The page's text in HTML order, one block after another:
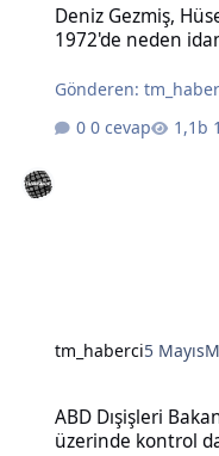
Deniz Gezmiş,
1972'de neden
Gönderen:
0 cevap
tm_haberci5 Mayıs
ABD Dışişleri
üzerinde kontrol